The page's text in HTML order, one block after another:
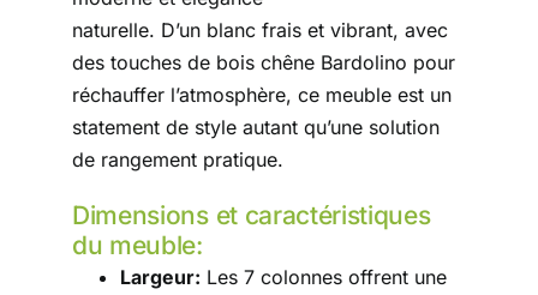
naturelle. D’un blanc frais et vibrant, avec
des touches de bois chêne Bardolino pour
réchauffer l’atmosphère, ce meuble est un
statement de style autant qu’une solution
de rangement pratique.
Dimensions et caractéristiques
du meuble:
Largeur: Les 7 colonnes offrent une